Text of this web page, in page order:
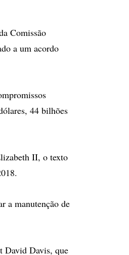
Comissão
a um acordo
44 bilhões
II, o texto
a manutenção de
David Davis, que